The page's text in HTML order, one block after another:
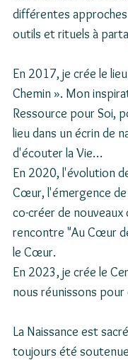
différentes
outils et rituels à
En 2017, je crée le
Chemin ». Mon
Ressource pour Soi,
lieu dans un écrin de
d'écouter la Vie…
En 2020, l'évolution
Cœur, l'émergence
co-créer de nouveaux
rencontre "Au Cœur
le Cœur.
En 2023, je crée le
nous réunissons
La Naissance est
toujours été